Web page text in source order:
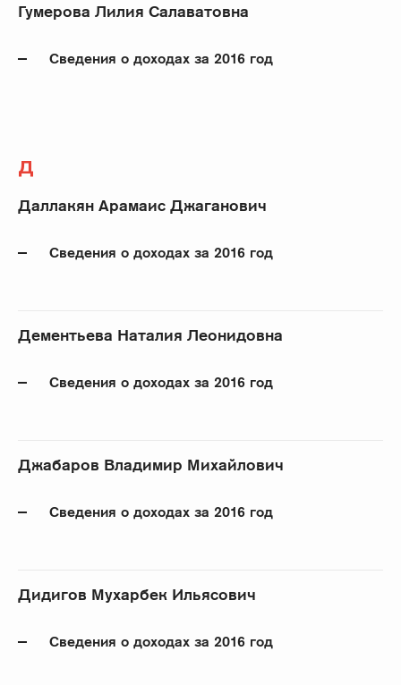
Гумерова Лилия Салаватовна
Сведения о доходах за 2016 год
Д
Даллакян Арамаис Джаганович
Сведения о доходах за 2016 год
Дементьева Наталия Леонидовна
Сведения о доходах за 2016 год
Джабаров Владимир Михайлович
Сведения о доходах за 2016 год
Дидигов Мухарбек Ильясович
Сведения о доходах за 2016 год